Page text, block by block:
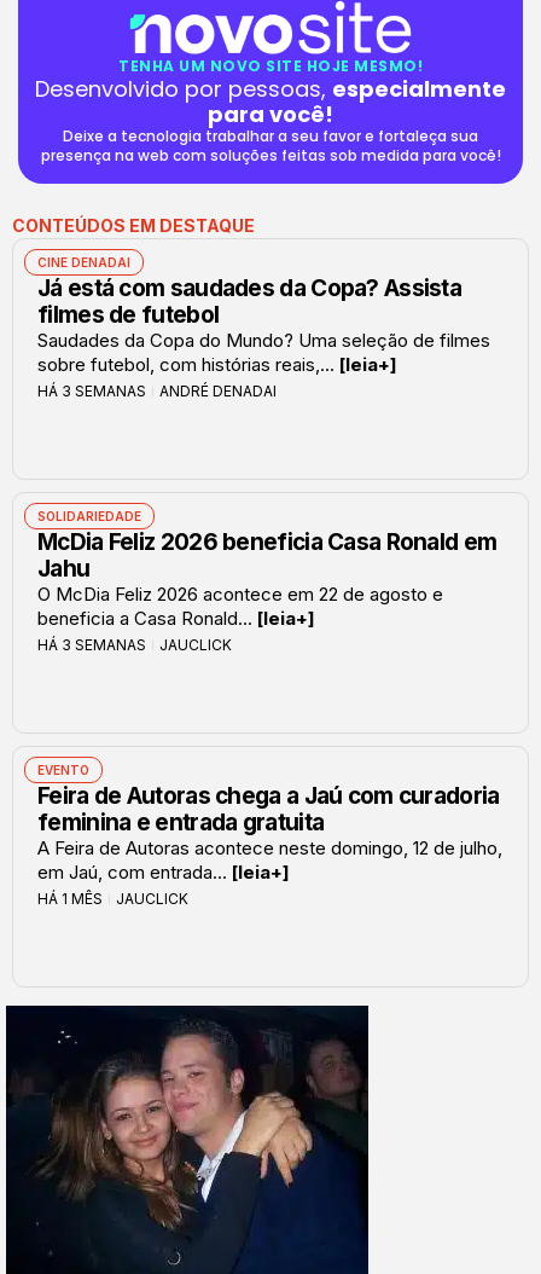
TENHA UM NOVO SITE HOJE MESMO!
Desenvolvido por pessoas, especialmente
para você!
Deixe a tecnologia trabalhar a seu favor e fortaleça sua
presença na web com soluções feitas sob medida para você!
CONTEÚDOS EM DESTAQUE
CINE DENADAI
Já está com saudades da Copa? Assista
filmes de futebol
Saudades da Copa do Mundo? Uma seleção de filmes
sobre futebol, com histórias reais,... [leia+]
HÁ 3 SEMANAS ANDRÉ DENADAI
SOLIDARIEDADE
McDia Feliz 2026 beneficia Casa Ronald em
Jahu
O McDia Feliz 2026 acontece em 22 de agosto e
beneficia a Casa Ronald... [leia+]
HÁ 3 SEMANAS JAUCLICK
EVENTO
Feira de Autoras chega a Jaú com curadoria
feminina e entrada gratuita
A Feira de Autoras acontece neste domingo, 12 de julho,
em Jaú, com entrada... [leia+]
HÁ 1 MÊS JAUCLICK